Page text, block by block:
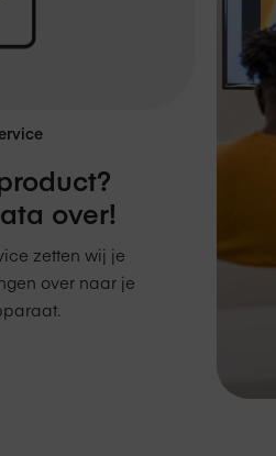
over!
zetten wij je
over naar je